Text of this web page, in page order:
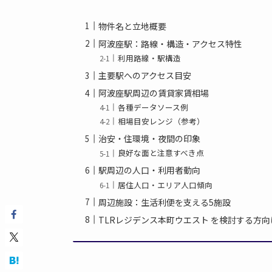
物件名と立地概要
阿波座駅：路線・構造・アクセス特性
利用路線・駅構造
主要駅へのアクセス目安
阿波座駅周辺の賃貸家賃相場
各種データソース例
相場目安レンジ（参考）
治安・住環境・夜間の印象
良好な面と注意すべき点
駅周辺の人口・利用者動向
居住人口・エリア人口傾向
周辺施設：生活利便を支える5施設
TLRレジデンス本町ウエスト を検討する方向